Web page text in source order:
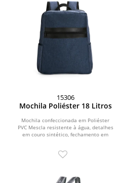
15306
Mochila Poliéster 18 Litros
Mochila confeccionada em Poliéster
PVC Mescla resistente à água, detalhes
em couro sintético, fechamento em